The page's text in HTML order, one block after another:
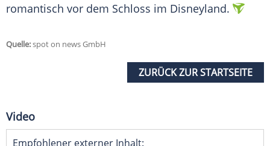
romantisch vor dem Schloss im Disneyland.
Quelle:spot on news GmbH
ZURÜCK ZUR STARTSEITE
Video
Empfohlener externer Inhalt: